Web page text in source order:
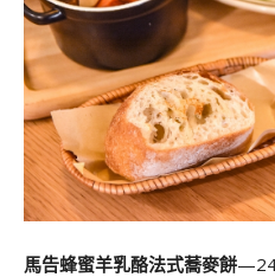
馬告蜂蜜羊乳酪法式蕎麥餅